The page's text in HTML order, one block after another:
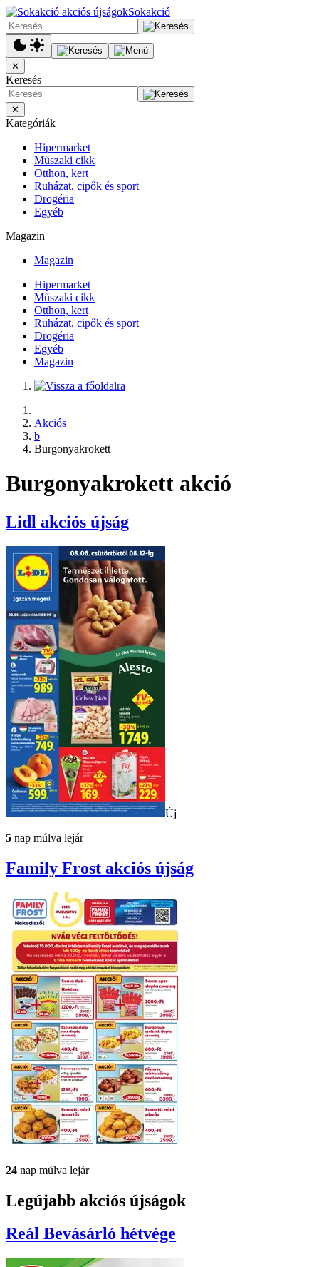
Sokakció
✕
Keresés
✕
Kategóriák
Hipermarket
Műszaki cikk
Otthon, kert
Ruházat, cipők és sport
Drogéria
Egyéb
Magazin
Magazin
Hipermarket
Műszaki cikk
Otthon, kert
Ruházat, cipők és sport
Drogéria
Egyéb
Magazin
Akciós
b
Burgonyakrokett
Burgonyakrokett akció
Lidl akciós újság
Új
5 nap múlva lejár
Family Frost akciós újság
24 nap múlva lejár
Legújabb akciós újságok
Reál Bevásárló hétvége